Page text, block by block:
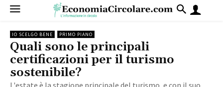
IO SCELGO BENE PRIMO PIANO
Quali sono le principali
certificazioni per il turismo
sostenibile?
L'estate è la stagione principale del turismo, e con il suo